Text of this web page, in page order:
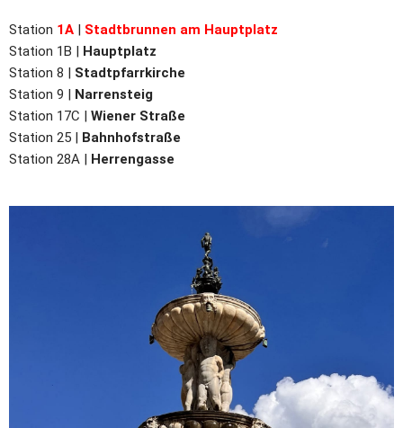
Station 1A | Stadtbrunnen am Hauptplatz
Station 1B | Hauptplatz
Station 8 | Stadtpfarrkirche
Station 9 | Narrensteig
Station 17C | Wiener Straße
Station 25 | Bahnhofstraße
Station 28A | Herrengasse